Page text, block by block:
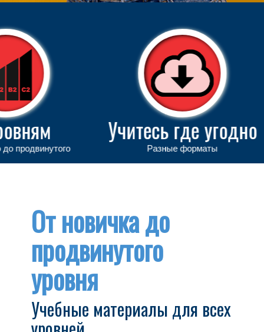
Учитесь где угодно
От новичка до
продвинутого
уровня
Учебные материалы для всех